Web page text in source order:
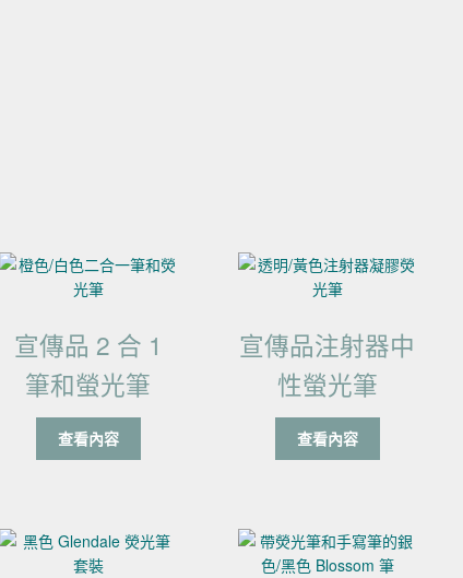
宣傳品 2 合 1
筆和螢光筆
查看內容
宣傳品注射器中
性螢光筆
查看內容